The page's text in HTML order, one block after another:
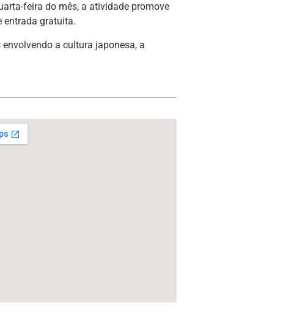
feira do mês, a atividade promove
entrada gratuita.
a cultura japonesa, a